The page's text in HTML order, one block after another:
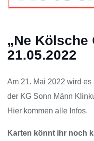
„Ne Kölsche
21.05.2022
Am 21. Mai 2022 wird
der KG Sonn Männ
Hier kommen alle Infos.
Karten könnt ihr noch